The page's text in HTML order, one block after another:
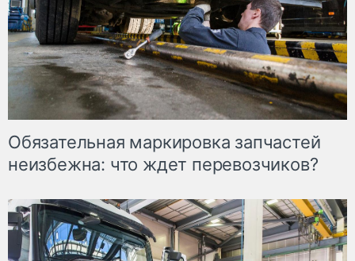
Обязательная маркировка запчастей
неизбежна: что ждет перевозчиков?